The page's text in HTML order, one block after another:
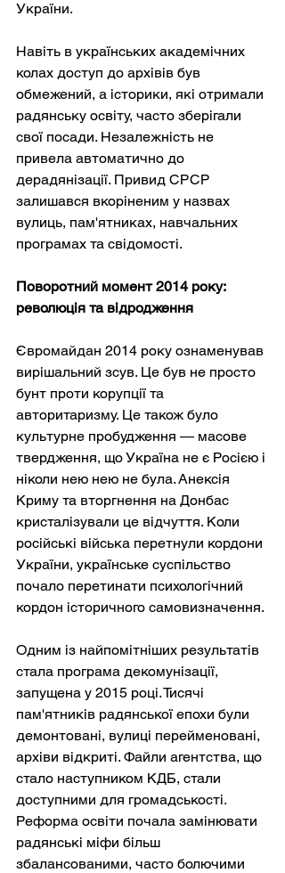
України.
Навіть в українських академічних
колах доступ до архівів був
обмежений, а історики, які отримали
радянську освіту, часто зберігали
свої посади. Незалежність не
привела автоматично до
дерадянізації. Привид СРСР
залишався вкоріненим у назвах
вулиць, пам'ятниках, навчальних
програмах та свідомості.
Поворотний момент 2014 року:
революція та відродження
Євромайдан 2014 року ознаменував
вирішальний зсув. Це був не просто
бунт проти корупції та
авторитаризму. Це також було
культурне пробудження — масове
твердження, що Україна не є Росією і
ніколи нею нею не була. Анексія
Криму та вторгнення на Донбас
кристалізували це відчуття. Коли
російські війська перетнули кордони
України, українське суспільство
почало перетинати психологічний
кордон історичного самовизначення.
Одним із найпомітніших результатів
стала програма декомунізації,
запущена у 2015 році. Тисячі
пам'ятників радянської епохи були
демонтовані, вулиці перейменовані,
архіви відкриті. Файли агентства, що
стало наступником КДБ, стали
доступними для громадськості.
Реформа освіти почала замінювати
радянські міфи більш
збалансованими, часто болючими